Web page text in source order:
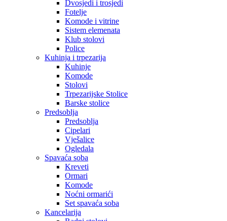
Dvosjedi i trosjedi
Fotelje
Komode i vitrine
Sistem elemenata
Klub stolovi
Police
Kuhinja i trpezarija
Kuhinje
Komode
Stolovi
Trpezarijske Stolice
Barske stolice
Predsoblja
Predsoblja
Cipelari
Vješalice
Ogledala
Spavaća soba
Kreveti
Ormari
Komode
Noćni ormarići
Set spavaća soba
Kancelarija